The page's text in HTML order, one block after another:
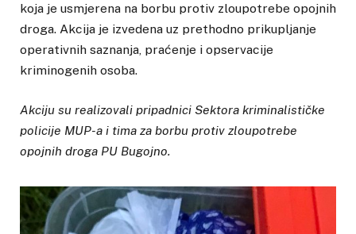
koja je usmjerena na borbu protiv zloupotrebe opojnih
droga. Akcija je izvedena uz prethodno prikupljanje
operativnih saznanja, praćenje i opservacije
kriminogenih osoba.
Akciju su realizovali pripadnici Sektora kriminalističke
policije MUP-a i tima za borbu protiv zloupotrebe
opojnih droga PU Bugojno.